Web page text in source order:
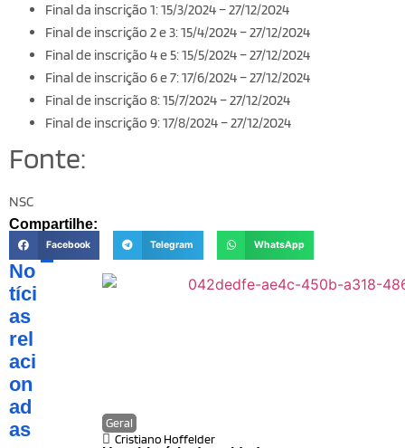
Final da inscrição 1: 15/3/2024 – 27/12/2024
Final de inscrição 2 e 3: 15/4/2024 – 27/12/2024
Final de inscrição 4 e 5: 15/5/2024 – 27/12/2024
Final de inscrição 6 e 7: 17/6/2024 – 27/12/2024
Final de inscrição 8: 15/7/2024 – 27/12/2024
Final de inscrição 9: 17/8/2024 – 27/12/2024
Fonte:
NSC
Compartilhe:
Facebook Telegram WhatsApp
No
tíci
as
rel
aci
on
ad
as
Geral
Cristiano Hoffelder